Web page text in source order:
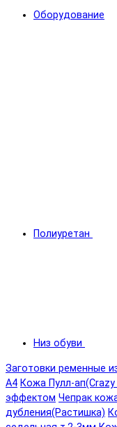
Оборудование
Полиуретан
Низ обуви
Заготовки ременные
А4 Кожа Пулл-
эффектом Чепрак
дубления(Растишка)